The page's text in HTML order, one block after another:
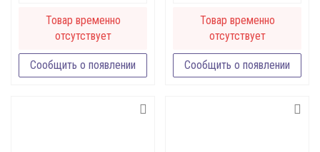
Товар временно
отсутствует
Сообщить о появлении
Товар временно
отсутствует
Сообщить о появлении